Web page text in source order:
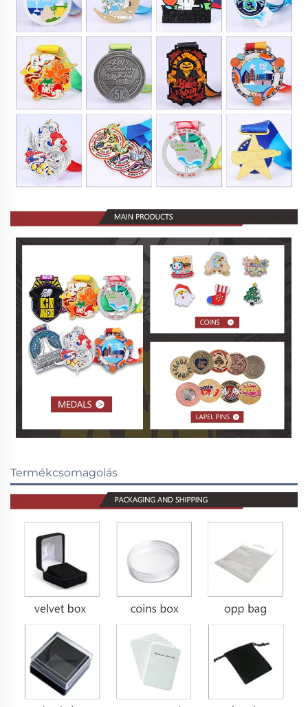
Termékcsomagolás